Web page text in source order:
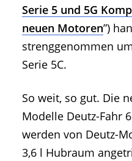
Serie 5 und 5G
neuen Motoren”)
strenggenommen
Serie 5C.
So weit, so gut. Die
Modelle Deutz-Fahr
werden von Deutz-
3,6 l Hubraum